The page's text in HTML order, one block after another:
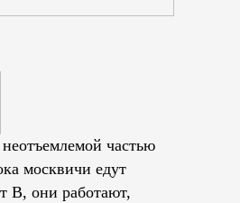
частью
москвичи едут
В, они работают,